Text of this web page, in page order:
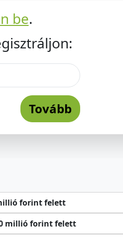
be.
Tovább
forint felett
millió forint felett